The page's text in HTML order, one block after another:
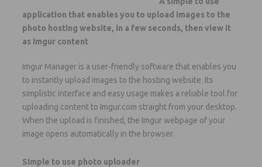
application that enables you to upload images to the
photo hosting website, in a few seconds, then view it
as Imgur content
Imgur Manager is a user-friendly software that enables you
to instantly upload images to the hosting website. Its
simplistic interface and easy usage makes a reliable tool for
uploading content to Imgur.com straight from your desktop.
When the upload is finished, the Imgur webpage of your
image opens automatically in the browser.
Simple to use photo uploader